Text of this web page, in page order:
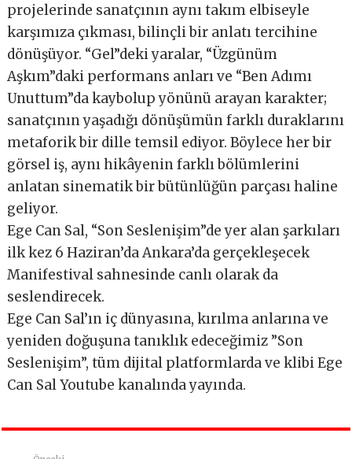
projelerinde sanatçının aynı takım elbiseyle
karşımıza çıkması, bilinçli bir anlatı tercihine
dönüşüyor. “Gel”deki yaralar, “Üzgünüm
Aşkım”daki performans anları ve “Ben Adımı
Unuttum”da kaybolup yönünü arayan karakter;
sanatçının yaşadığı dönüşümün farklı duraklarını
metaforik bir dille temsil ediyor. Böylece her bir
görsel iş, aynı hikâyenin farklı bölümlerini
anlatan sinematik bir bütünlüğün parçası haline
geliyor.
Ege Can Sal, “Son Seslenişim”de yer alan şarkıları
ilk kez 6 Haziran’da Ankara’da gerçekleşecek
Manifestival sahnesinde canlı olarak da
seslendirecek.
Ege Can Sal’ın iç dünyasına, kırılma anlarına ve
yeniden doğuşuna tanıklık edeceğimiz ”Son
Seslenişim”, tüm dijital platformlarda ve klibi Ege
Can Sal Youtube kanalında yayında.